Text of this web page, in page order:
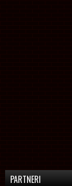
PARTNERI